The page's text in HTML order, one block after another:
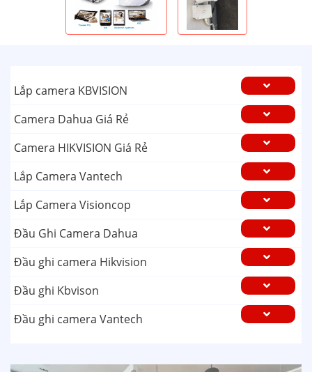
Lắp camera KBVISION
Camera Dahua Giá Rẻ
Camera HIKVISION Giá Rẻ
Lắp Camera Vantech
Lắp Camera Visioncop
Đầu Ghi Camera Dahua
Đầu ghi camera Hikvision
Đầu ghi Kbvison
Đầu ghi camera Vantech